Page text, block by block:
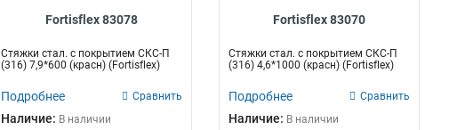
Fortisflex 83078
Стяжки стал. с покрытием СКС-П
(316) 7,9*600 (красн) (Fortisflex)
Подробнее Сравнить
Наличие: В наличии
Fortisflex 83070
Стяжки стал. с покрытием СКС-П
(316) 4,6*1000 (красн) (Fortisflex)
Подробнее Сравнить
Наличие: В наличии